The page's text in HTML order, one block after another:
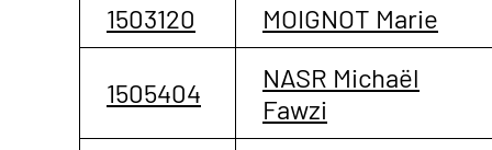
1503120
MOIGNOT Marie
1505404
NASR Michaël
Fawzi